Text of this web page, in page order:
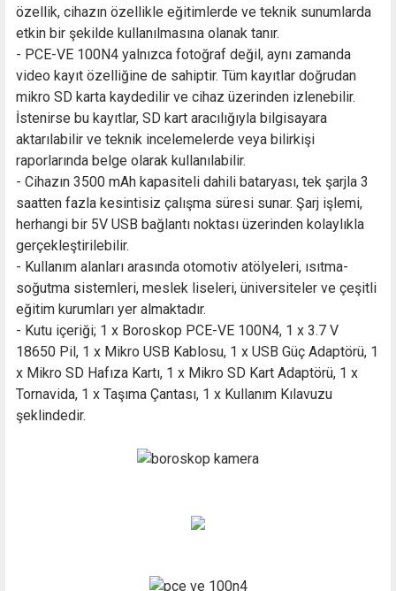
özellik, cihazın özellikle eğitimlerde ve teknik sunumlarda
etkin bir şekilde kullanılmasına olanak tanır.
- PCE-VE 100N4 yalnızca fotoğraf değil, aynı zamanda
video kayıt özelliğine de sahiptir. Tüm kayıtlar doğrudan
mikro SD karta kaydedilir ve cihaz üzerinden izlenebilir.
İstenirse bu kayıtlar, SD kart aracılığıyla bilgisayara
aktarılabilir ve teknik incelemelerde veya bilirkişi
raporlarında belge olarak kullanılabilir.
- Cihazın 3500 mAh kapasiteli dahili bataryası, tek şarjla 3
saatten fazla kesintisiz çalışma süresi sunar. Şarj işlemi,
herhangi bir 5V USB bağlantı noktası üzerinden kolaylıkla
gerçekleştirilebilir.
- Kullanım alanları arasında otomotiv atölyeleri, ısıtma-
soğutma sistemleri, meslek liseleri, üniversiteler ve çeşitli
eğitim kurumları yer almaktadır.
- Kutu içeriği; 1 x Boroskop PCE-VE 100N4, 1 x 3.7 V
18650 Pil, 1 x Mikro USB Kablosu, 1 x USB Güç Adaptörü, 1
x Mikro SD Hafıza Kartı, 1 x Mikro SD Kart Adaptörü, 1 x
Tornavida, 1 x Taşıma Çantası, 1 x Kullanım Kılavuzu
şeklindedir.